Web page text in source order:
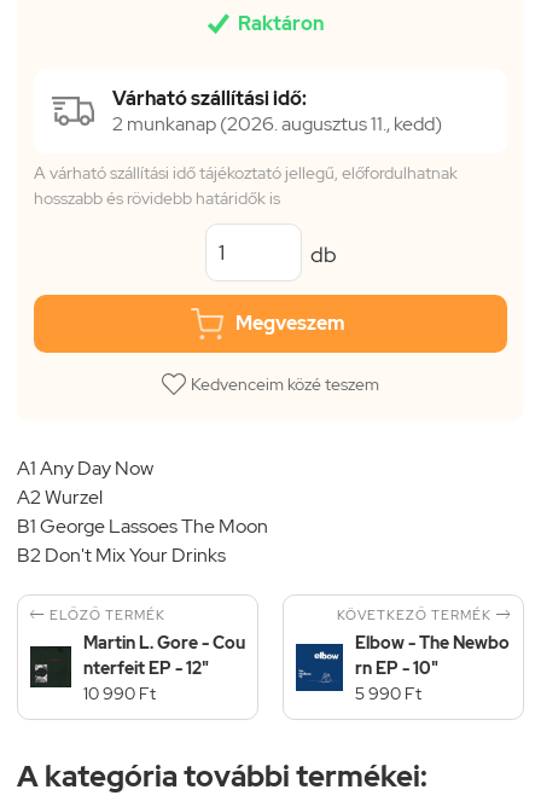
 Raktáron
Várható szállítási idő:
2 munkanap (2026. augusztus 11., kedd)
A várható szállítási idő tájékoztató jellegű, előfordulhatnak
hosszabb és rövidebb határidők is
db
Megveszem
Kedvenceim közé teszem
A1 Any Day Now
A2 Wurzel
B1 George Lassoes The Moon
B2 Don't Mix Your Drinks
 ELŐZŐ TERMÉK
Martin L. Gore - Cou
nterfeit EP - 12"
10 990 Ft
KÖVETKEZŐ TERMÉK 
Elbow - The Newbo
rn EP - 10"
5 990 Ft
A kategória további termékei: